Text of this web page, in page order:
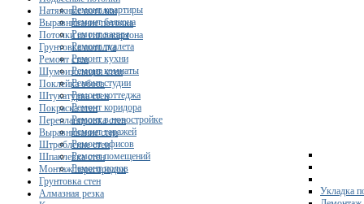
Ремонт квартиры
Ремонт балкона
Ремонт ванны
Ремонт туалета
Ремонт кухни
Ремонт комнаты
Ремонт студии
Ремонт коттеджа
Ремонт коридора
Ремонт в новостройке
Ремонт гаражей
Ремонт офисов
Ремонт помещений
Ремонт полов
Укладка
Натяжные потолки
Выравнивание потолка
Потолки из гипсокартона
Грунтовка потолка
Ремонт стен
Шумоизоляция стен
Поклейка обоев
Штукатурка стен
Покраска стен
Перепланировка стен
Выравнивание стен
Штробление стен
Шпаклевка стен
Монтаж перегородок
Грунтовка стен
Алмазная резка